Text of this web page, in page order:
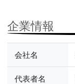
企業情報
会社名
代表者名